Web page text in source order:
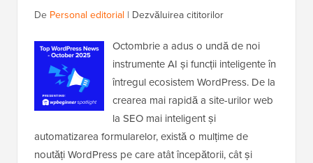
De Personal editorial | Dezvăluirea cititorilor
Octombrie a adus o undă de noi
instrumente AI și funcții inteligente în
întregul ecosistem WordPress. De la
crearea mai rapidă a site-urilor web
la SEO mai inteligent și
automatizarea formularelor, există o mulțime de
noutăți WordPress pe care atât începătorii, cât și